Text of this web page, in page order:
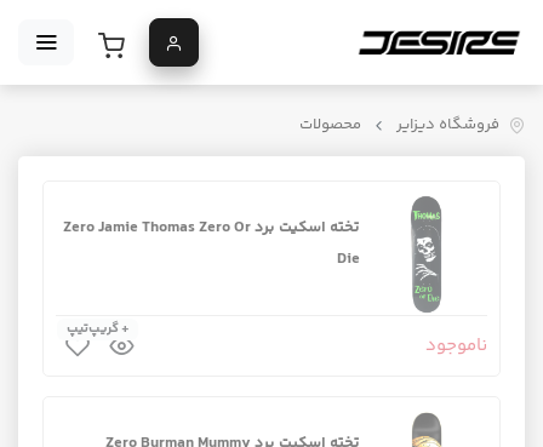
فروشگاه دیزایر محصولات
تخته اسکیت برد Zero Jamie Thomas Zero Or
Die
ناموجود
+ گریپ‌تیپ